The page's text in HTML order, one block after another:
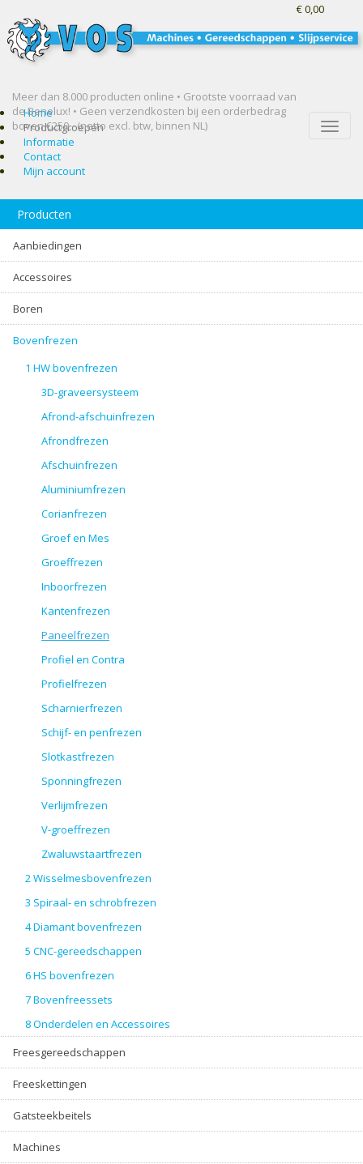
Meer dan 8.000 producten online • Grootste voorraad van
de Benelux! • Geen verzendkosten bij een orderbedrag
boven €250,- (netto excl. btw, binnen NL)
€ 0,00
Toggle
Home
Productgroepen
Informatie
Contact
Mijn account
Producten
Aanbiedingen
Accessoires
Boren
Bovenfrezen
1 HW bovenfrezen
3D-graveersysteem
Afrond-afschuinfrezen
Afrondfrezen
Afschuinfrezen
Aluminiumfrezen
Corianfrezen
Groef en Mes
Groeffrezen
Inboorfrezen
Kantenfrezen
Paneelfrezen
Profiel en Contra
Profielfrezen
Scharnierfrezen
Schijf- en penfrezen
Slotkastfrezen
Sponningfrezen
Verlijmfrezen
V-groeffrezen
Zwaluwstaartfrezen
2 Wisselmesbovenfrezen
3 Spiraal- en schrobfrezen
4 Diamant bovenfrezen
5 CNC-gereedschappen
6 HS bovenfrezen
7 Bovenfreessets
8 Onderdelen en Accessoires
Freesgereedschappen
Freeskettingen
Gatsteekbeitels
Machines